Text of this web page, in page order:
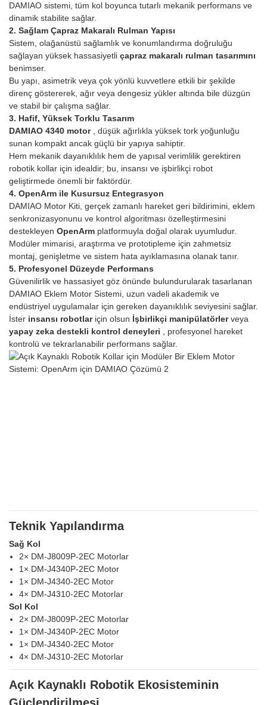
DAMIAO sistemi, tüm kol boyunca tutarlı mekanik performans ve
dinamik stabilite sağlar.
2. Sağlam Çapraz Makaralı Rulman Yapısı
Sistem, olağanüstü sağlamlık ve konumlandırma doğruluğu
sağlayan yüksek hassasiyetli çapraz makaralı rulman tasarımını
benimser.
Bu yapı, asimetrik veya çok yönlü kuvvetlere etkili bir şekilde
direnç göstererek, ağır veya dengesiz yükler altında bile düzgün
ve stabil bir çalışma sağlar.
3. Hafif, Yüksek Torklu Tasarım
DAMIAO 4340 motor, düşük ağırlıkla yüksek tork yoğunluğu
sunan kompakt ancak güçlü bir yapıya sahiptir.
Hem mekanik dayanıklılık hem de yapısal verimlilik gerektiren
robotik kollar için idealdir; bu, insansı ve işbirlikçi robot
geliştirmede önemli bir faktördür.
4. OpenArm ile Kusursuz Entegrasyon
DAMIAO Motor Kiti, gerçek zamanlı hareket geri bildirimini, eklem
senkronizasyonunu ve kontrol algoritması özelleştirmesini
destekleyen OpenArm platformuyla doğal olarak uyumludur.
Modüler mimarisi, araştırma ve prototipleme için zahmetsiz
montaj, genişletme ve sistem hata ayıklamasına olanak tanır.
5. Profesyonel Düzeyde Performans
Güvenilirlik ve hassasiyet göz önünde bulundurularak tasarlanan
DAMIAO Eklem Motor Sistemi, uzun vadeli akademik ve
endüstriyel uygulamalar için gereken dayanıklılık seviyesini sağlar.
İster insansı robotlariçin olsun İşbirlikçi manipülatörlerveya
yapay zeka destekli kontrol deneyleri , profesyonel hareket
kontrolü ve tekrarlanabilir performans sağlar.
Teknik Yapılandırma
Sağ Kol
2× DM-J8009P-2EC Motorlar
1× DM-J4340P-2EC Motor
1× DM-J4340-2EC Motor
4× DM-J4310-2EC Motorlar
Sol Kol
2× DM-J8009P-2EC Motorlar
1× DM-J4340P-2EC Motor
1× DM-J4340-2EC Motor
4× DM-J4310-2EC Motorlar
Açık Kaynaklı Robotik Ekosisteminin